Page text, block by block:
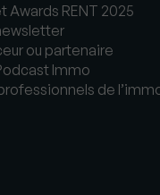
Awards RENT 2025
ou partenaire
Immo
de